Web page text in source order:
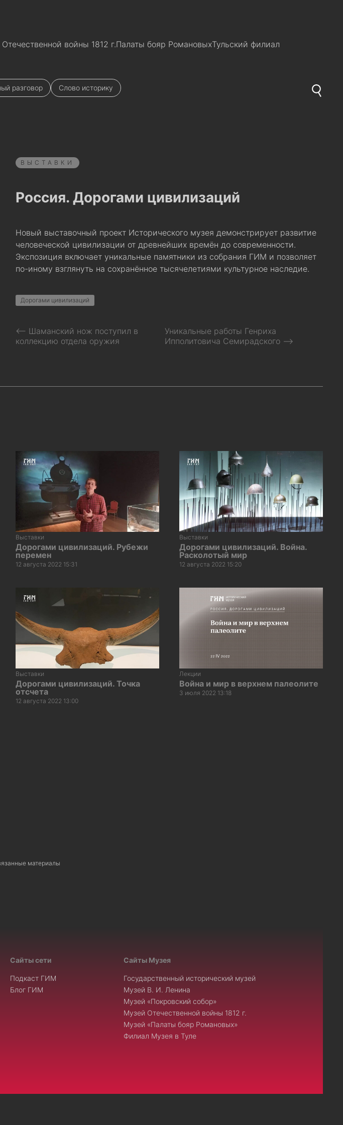
войны 1812 г.Палаты бояр РомановыхТульский филиал
разговор Слово историку
ВЫСТАВКИ
Россия. Дорогами цивилизаций
Новый выставочный проект Исторического музея демонстрирует развитие
человеческой цивилизации от древнейших времён до современности.
Экспозиция включает уникальные памятники из собрания ГИМ и позволяет
по-иному взглянуть на сохранённое тысячелетиями культурное наследие.
Дорогами цивилизаций
⟵ Шаманский нож поступил в
коллекцию отдела оружия
Уникальные работы Генриха
Ипполитовича Семирадского ⟶
Выставки
Дорогами цивилизаций. Рубежи
перемен
12 августа 2022 15:31
Выставки
Дорогами цивилизаций. Война.
Расколотый мир
12 августа 2022 15:20
Выставки
Дорогами цивилизаций. Точка
отсчета
12 августа 2022 13:00
Лекции
Война и мир в верхнем палеолите
3 июля 2022 13:18
материалы
Сайты сети
Подкаст ГИМ
Блог ГИМ
Сайты Музея
Государственный исторический музей
Музей В. И. Ленина
Музей «Покровский собор»
Музей Отечественной войны 1812 г.
Музей «Палаты бояр Романовых»
Филиал Музея в Туле